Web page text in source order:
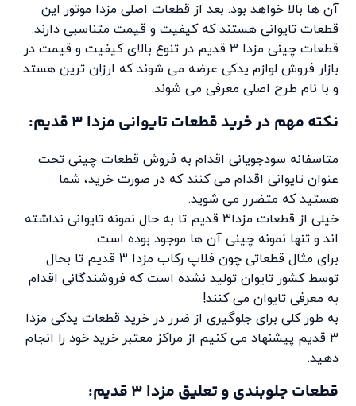
آن ها بالا خواهد بود. بعد از قطعات اصلی مزدا موتور این
قطعات تایوانی هستند که کیفیت و قیمت متناسبی دارند.
قطعات چینی مزدا 3 قدیم در تنوع بالای کیفیت و قیمت در
بازار فروش لوازم یدکی عرضه می شوند که ارزان ترین هستد
و با نام طرح اصلی معرفی می شوند.
نکته مهم در خرید قطعات تایوانی مزدا 3 قدیم:
متاسفانه سودجویانی اقدام به فروش قطعات چینی تحت
عنوان تایوانی اقدام می کنند که در صورت خرید، شما
هستید که متضرر می شوید.
خیلی از قطعات مزدا3 قدیم تا به حال نمونه تایوانی نداشته
اند و تنها نمونه چینی آن ها موجود بوده است.
برای مثال قطعاتی چون فلاپ رکاب مزدا 3 قدیم تا بحال
توسط کشور تایوان تولید نشده است که فروشندگانی اقدام
به معرفی تایوان می کنند!
به طور کلی برای جلوگیری از ضرر در خرید قطعات یدکی مزدا
3 قدیم پیشنهاد می کنیم از مراکز معتبر خرید خود را انجام
دهید.
قطعات جلوبندی و تعلیق مزدا 3 قدیم: